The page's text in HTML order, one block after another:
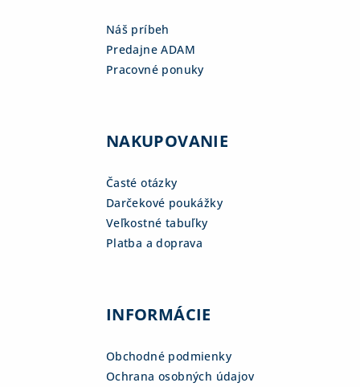
Náš príbeh
Predajne ADAM
Pracovné ponuky
NAKUPOVANIE
Časté otázky
Darčekové poukážky
Veľkostné tabuľky
Platba a doprava
INFORMÁCIE
Obchodné podmienky
Ochrana osobných údajov